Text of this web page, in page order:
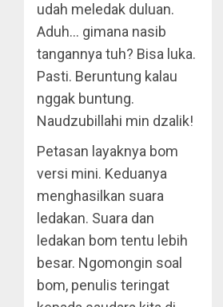
udah meledak duluan.
Aduh… gimana nasib
tangannya tuh? Bisa luka.
Pasti. Beruntung kalau
nggak buntung.
Naudzubillahi min dzalik!
Petasan layaknya bom
versi mini. Keduanya
menghasilkan suara
ledakan. Suara dan
ledakan bom tentu lebih
besar. Ngomongin soal
bom, penulis teringat